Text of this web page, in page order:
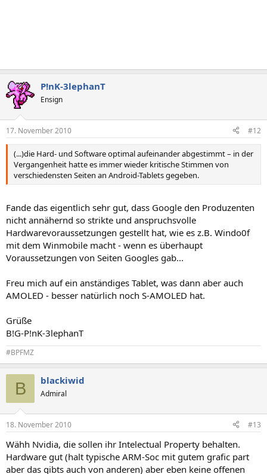
P!nK-3lephanT
Ensign
17. November 2010 #12
(...)die Hard- und Software optimal aufeinander abgestimmt – in der
Vergangenheit hatte es immer wieder kritische Stimmen von
verschiedensten Seiten an Android-Tablets gegeben.
Fande das eigentlich sehr gut, dass Google den Produzenten
nicht annähernd so strikte und anspruchsvolle
Hardwarevoraussetzungen gestellt hat, wie es z.B. Windo0f
mit dem Winmobile macht - wenn es überhaupt
Voraussetzungen von Seiten Googles gab...
Freu mich auf ein anständiges Tablet, was dann aber auch
AMOLED - besser natürlich noch S-AMOLED hat.
Grüße
B!G-P!nK-3lephanT
#BPFMZ
B blackiwid
Admiral
18. November 2010 #13
Wähh Nvidia, die sollen ihr Intelectual Property behalten.
Hardware gut (halt typische ARM-Soc mit gutem grafic part
aber das gibts auch von anderen) aber eben keine offenen